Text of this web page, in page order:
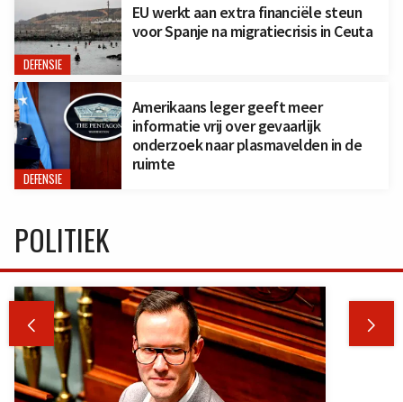
DEFENSIE
EU werkt aan extra financiële steun
voor Spanje na migratiecrisis in Ceuta
DEFENSIE
Amerikaans leger geeft meer
informatie vrij over gevaarlijk
onderzoek naar plasmavelden in de
ruimte
POLITIEK
 